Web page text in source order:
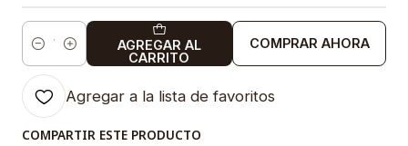
Cantidad
AGREGAR AL
CARRITO
COMPRAR AHORA
Agregar a la lista de favoritos
COMPARTIR ESTE PRODUCTO